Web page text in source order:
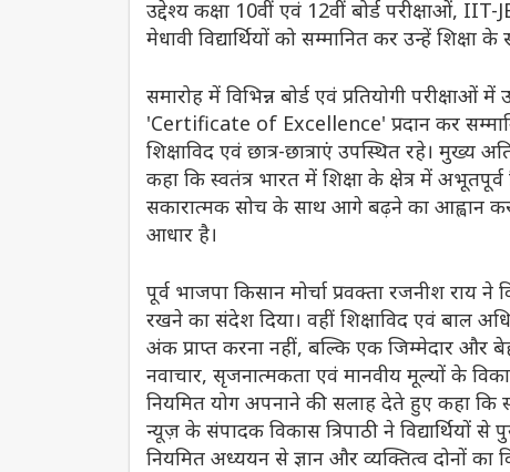
उद्देश्य कक्षा 10वीं एवं 12वीं बोर्ड परीक्षाओं,
मेधावी विद्यार्थियों को सम्मानित कर उन्हें शिक्षा
समारोह में विभिन्न बोर्ड एवं प्रतियोगी
'Certificate of Excellence' प्रदान कर
शिक्षाविद एवं छात्र-छात्राएं उपस्थित रहे। मुख्य
कहा कि स्वतंत्र भारत में शिक्षा के क्षेत्र में
सकारात्मक सोच के साथ आगे बढ़ने का आह्वान करते
आधार है।
पूर्व भाजपा किसान मोर्चा प्रवक्ता रजनीश राय ने
रखने का संदेश दिया। वहीं शिक्षाविद एवं बाल
अंक प्राप्त करना नहीं, बल्कि एक जिम्मेदार और
नवाचार, सृजनात्मकता एवं मानवीय मूल्यों के
नियमित योग अपनाने की सलाह देते हुए कहा कि
न्यूज़ के संपादक विकास त्रिपाठी ने विद्यार्थियों
नियमित अध्ययन से ज्ञान और व्यक्तित्व दोनों का